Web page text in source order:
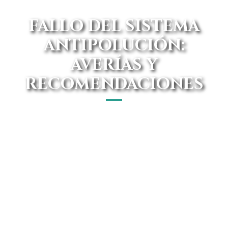
FALLO DEL SISTEMA
ANTIPOLUCIÓN:
AVERÍAS Y
RECOMENDACIONES